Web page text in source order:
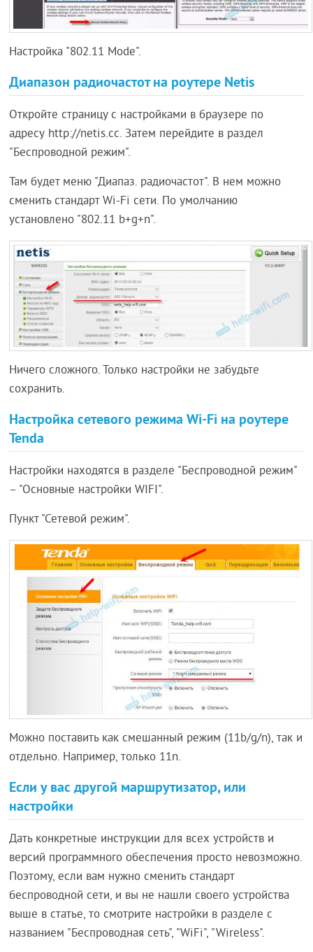
Настройка "802.11 Mode".
Диапазон радиочастот на роутере Netis
Откройте страницу с настройками в браузере по
адресу http://netis.cc. Затем перейдите в раздел
"Беспроводной режим".
Там будет меню "Диапаз. радиочастот". В нем можно
сменить стандарт Wi-Fi сети. По умолчанию
установлено "802.11 b+g+n".
Ничего сложного. Только настройки не забудьте
сохранить.
Настройка сетевого режима Wi-Fi на роутере
Tenda
Настройки находятся в разделе "Беспроводной режим"
– "Основные настройки WIFI".
Пункт "Сетевой режим".
Можно поставить как смешанный режим (11b/g/n), так и
отдельно. Например, только 11n.
Если у вас другой маршрутизатор, или
настройки
Дать конкретные инструкции для всех устройств и
версий программного обеспечения просто невозможно.
Поэтому, если вам нужно сменить стандарт
беспроводной сети, и вы не нашли своего устройства
выше в статье, то смотрите настройки в разделе с
названием "Беспроводная сеть", "WiFi", "Wireless".